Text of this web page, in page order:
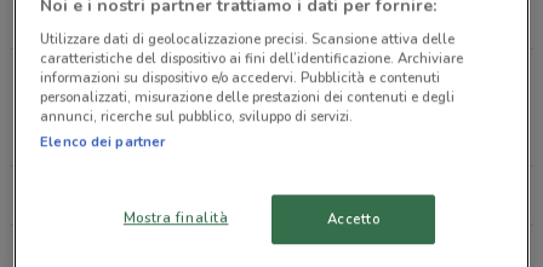
4.5 km
CHIUSO
Via Beverino - (Uscita 2 Gra), 6 (Via Boccea Angolo
Torrevecchia) Roma
5.2 km
CHIUSO
Tutti i negozi Cofidis
Noi e i nostri partner trattiamo i dati per fornire:
Utilizzare dati di geolocalizzazione precisi. Scansione attiva delle
caratteristiche del dispositivo ai fini dell’identificazione. Archiviare
informazioni su dispositivo e/o accedervi. Pubblicità e contenuti
personalizzati, misurazione delle prestazioni dei contenuti e degli
annunci, ricerche sul pubblico, sviluppo di servizi.
Elenco dei partner
Mostra finalità Accetto